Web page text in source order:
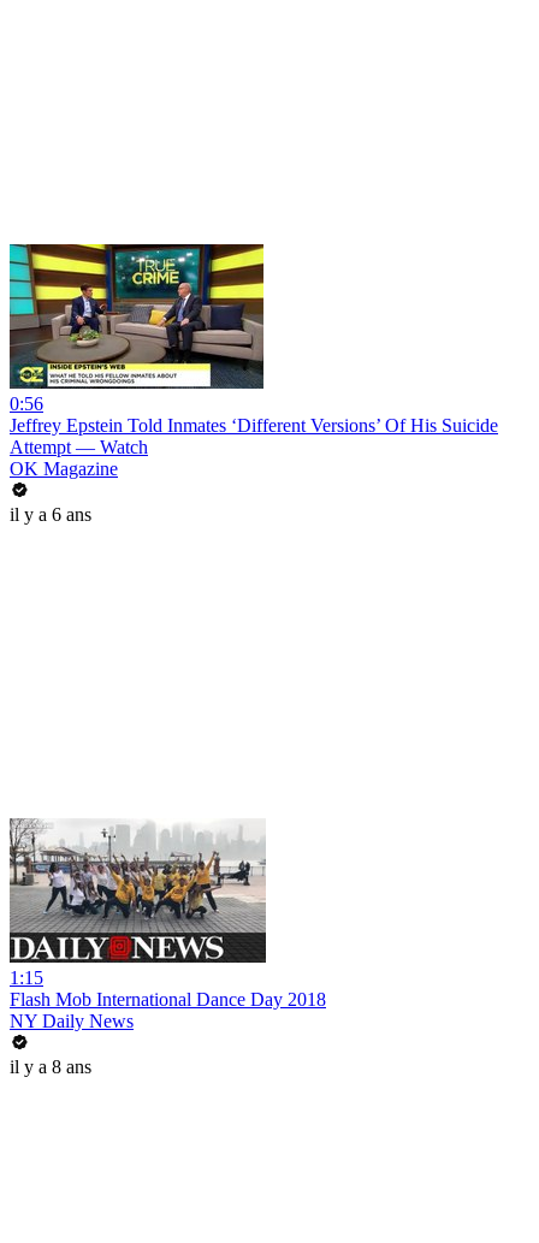
0:56
Jeffrey Epstein Told Inmates ‘Different Versions’ Of His Suicide
Attempt — Watch
OK Magazine
il y a 6 ans
1:15
Flash Mob International Dance Day 2018
NY Daily News
il y a 8 ans